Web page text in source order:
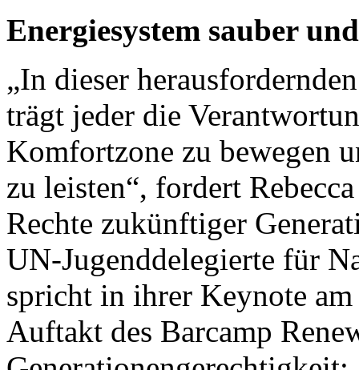
Energiesystem sauber
„In dieser
trägt jeder die
Komfortzone zu bewegen
zu leisten“, fordert
Rechte zukünftiger
UN-Jugenddelegierte für
spricht in ihrer Keynote
Auftakt des Barcamp